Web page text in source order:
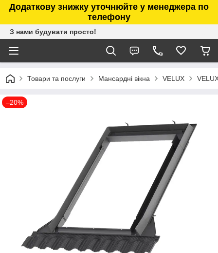
Додаткову знижку уточнюйте у менеджера по
телефону
З нами будувати просто!
Товари та послуги Мансардні вікна VELUX
–20%